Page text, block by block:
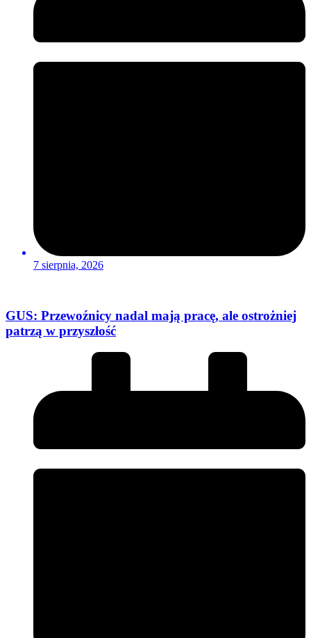
7 sierpnia, 2026
GUS: Przewoźnicy nadal mają pracę, ale ostrożniej
patrzą w przyszłość